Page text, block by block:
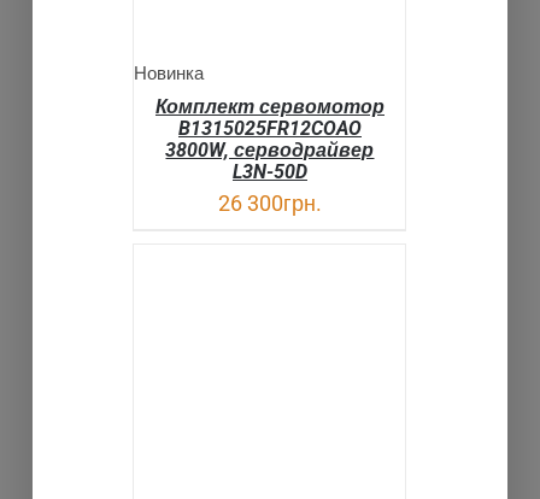
Новинка
Комплект сервомотор
B1315025FR12COAO
3800W, серводрайвер
L3N-50D
26 300грн.